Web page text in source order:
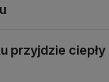
przyjdzie ciepły